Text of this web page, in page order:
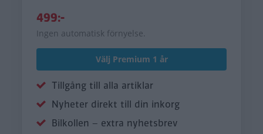
499:-
Ingen automatisk förnyelse.
Välj Premium 1 år
Tillgång till alla artiklar
Nyheter direkt till din inkorg
Bilkollen – extra nyhetsbrev